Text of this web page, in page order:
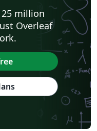
million
Overleaf